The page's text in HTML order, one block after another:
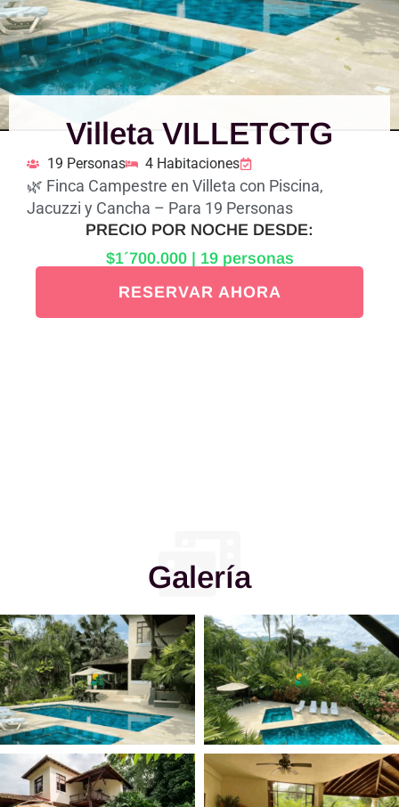
Villeta VILLETCTG
19 Personas 4 Habitaciones
🌿 Finca Campestre en Villeta con Piscina,
Jacuzzi y Cancha – Para 19 Personas
PRECIO POR NOCHE DESDE:
$1´700.000 | 19 personas
RESERVAR AHORA
Galería